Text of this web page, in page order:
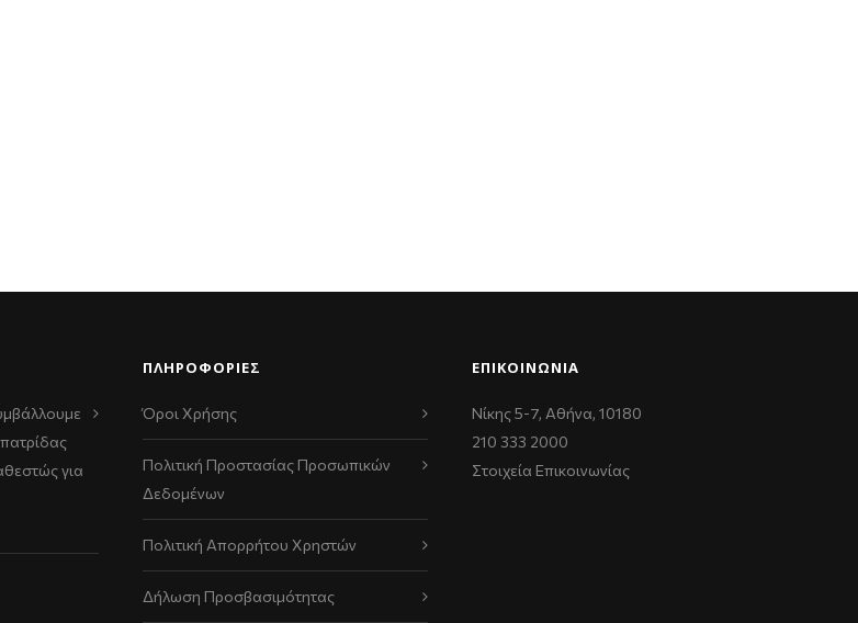
για
ΠΛΗΡΟΦΟΡΙΕΣ
Όροι Χρήσης
Πολιτική Προστασίας Προσωπικών
Δεδομένων
Πολιτική Απορρήτου Χρηστών
Δήλωση Προσβασιμότητας
ΕΠΙΚΟΙΝΩΝΊΑ
Νίκης 5-7, Αθήνα, 10180
210 333 2000
Στοιχεία Επικοινωνίας